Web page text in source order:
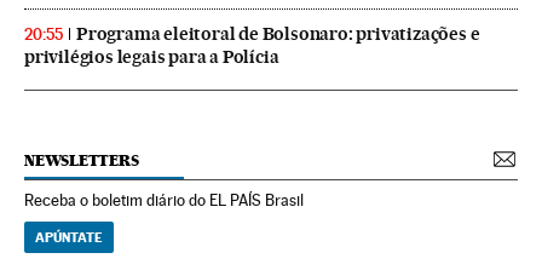
20:55
Programa eleitoral de Bolsonaro: privatizações e
privilégios legais para a Polícia
NEWSLETTERS
Receba o boletim diário do EL PAÍS Brasil
APÚNTATE